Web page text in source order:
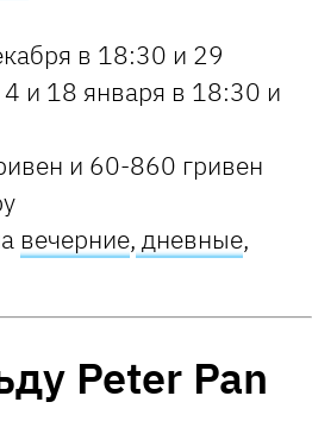
в 18:30 и 29
и 18 января в 18:30 и
и 60-860 гривен
вечерние, дневные,
Peter Pan